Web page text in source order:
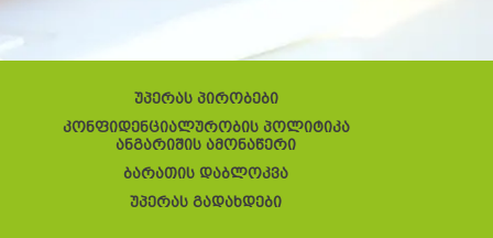
უპერას პირობები
კონფიდენციალურობის პოლიტიკა
ანგარიშის ამონაწერი
ბარათის დაბლოკვა
უპერას გადახდები